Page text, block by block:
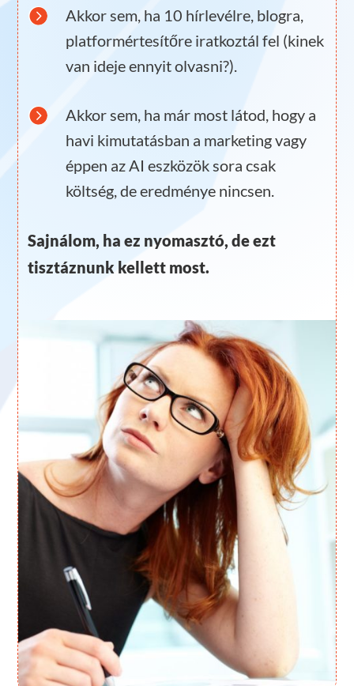

Akkor sem, ha 10 hírlevélre, blogra,
platformértesítőre iratkoztál fel (kinek
van ideje ennyit olvasni?).

Akkor sem, ha már most látod, hogy a
havi kimutatásban a marketing vagy
éppen az AI eszközök sora csak
költség, de eredménye nincsen.
Sajnálom, ha ez nyomasztó, de ezt
tisztáznunk kellett most.